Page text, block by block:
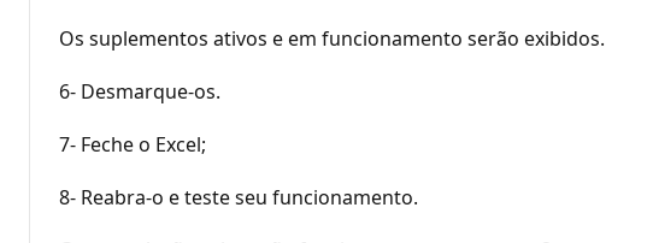
Os suplementos ativos e em funcionamento serão exibidos.
6- Desmarque-os.
7- Feche o Excel;
8- Reabra-o e teste seu funcionamento.